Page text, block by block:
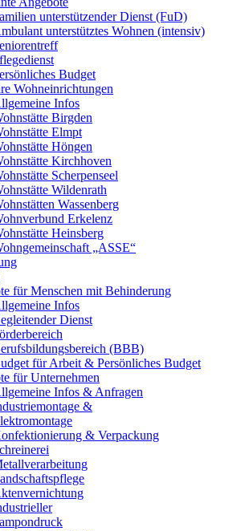
unterstützender Dienst (FuD)
unterstütztes Wohnen (intensiv)
Budget
Wohneinrichtungen
Infos
Birgden
Elmpt
Höngen
Kirchhoven
Scherpenseel
Wildenrath
Wassenberg
Erkelenz
Heinsberg
„ASSE“
für Menschen mit Behinderung
Infos
Dienst
(BBB)
für Arbeit & Persönliches Budget
für Unternehmen
Infos & Anfragen
&
& Verpackung